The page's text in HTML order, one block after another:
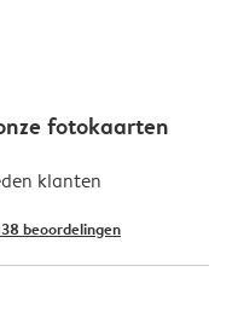
fotokaarten
klanten
beoordelingen